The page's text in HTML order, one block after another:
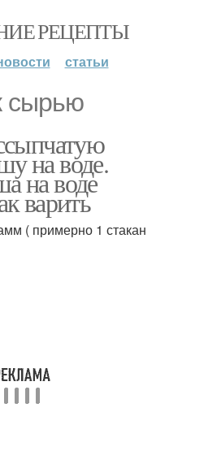
РЕЦЕПТЫ
статьи
сырью
на воде.
на воде
варить
( примерно 1 стакан